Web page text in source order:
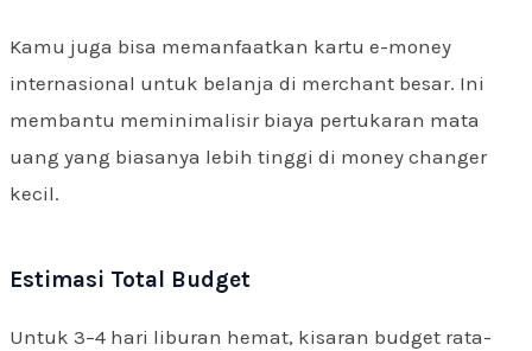
Kamu juga bisa memanfaatkan kartu e-money
internasional untuk belanja di merchant besar. Ini
membantu meminimalisir biaya pertukaran mata
uang yang biasanya lebih tinggi di money changer
kecil.
Estimasi Total Budget
Untuk 3–4 hari liburan hemat, kisaran budget rata-